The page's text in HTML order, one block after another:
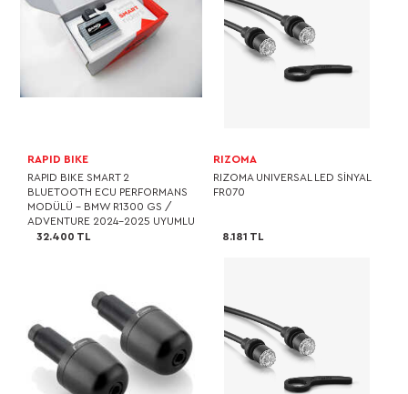
RAPID BIKE
RAPID BIKE SMART 2
BLUETOOTH ECU PERFORMANS
MODÜLÜ – BMW R1300 GS /
ADVENTURE 2024-2025 UYUMLU
32.400 TL
RIZOMA
RIZOMA UNIVERSAL LED SİNYAL
FR070
8.181 TL